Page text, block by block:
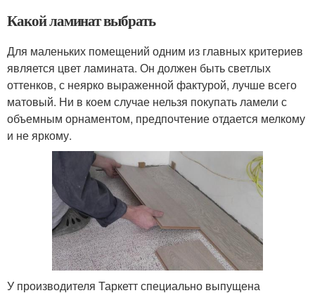
Какой ламинат выбрать
Для маленьких помещений одним из главных критериев
является цвет ламината. Он должен быть светлых
оттенков, с неярко выраженной фактурой, лучше всего
матовый. Ни в коем случае нельзя покупать ламели с
объемным орнаментом, предпочтение отдается мелкому
и не яркому.
У производителя Таркетт специально выпущена